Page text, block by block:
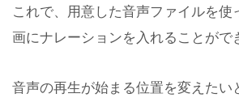
これで、用意した音声ファイルを
画にナレーションを入れることがで
音声の再生が始まる位置を変えたい